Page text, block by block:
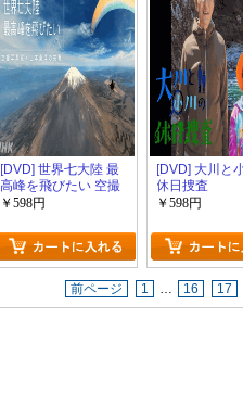
[DVD] 世界七大陸 最
高峰を飛びたい 空撮
写真家 山本直洋の挑
￥598円
[DVD] 大川と
休日捜査
￥598円
前ページ 1 … 16 17